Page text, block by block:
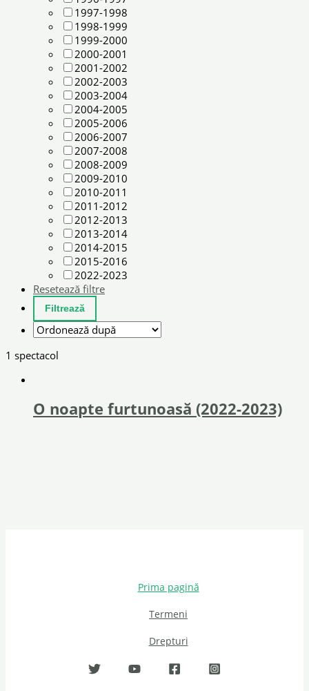
1997-1998
1998-1999
1999-2000
2000-2001
2001-2002
2002-2003
2003-2004
2004-2005
2005-2006
2006-2007
2007-2008
2008-2009
2009-2010
2010-2011
2011-2012
2012-2013
2013-2014
2014-2015
2015-2016
2022-2023
Resetează filtre
1 spectacol
O noapte furtunoasă (2022-2023)
Prima pagină
Termeni
Drepturi